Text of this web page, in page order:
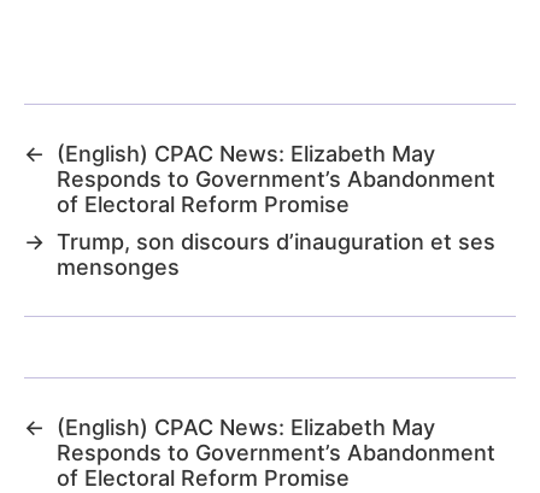
←
(English) CPAC News: Elizabeth May
Responds to Government’s Abandonment
of Electoral Reform Promise
→ Trump, son discours d’inauguration et ses
mensonges
←
(English) CPAC News: Elizabeth May
Responds to Government’s Abandonment
of Electoral Reform Promise